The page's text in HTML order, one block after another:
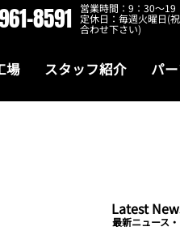
8591 営業時間：9：30～19
定休日：毎週火曜日(
合わせ下さい)
場 スタッフ紹介 パ
Latest
最新ニュース